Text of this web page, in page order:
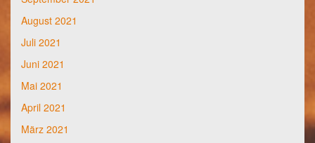
August 2021
Juli 2021
Juni 2021
Mai 2021
April 2021
März 2021